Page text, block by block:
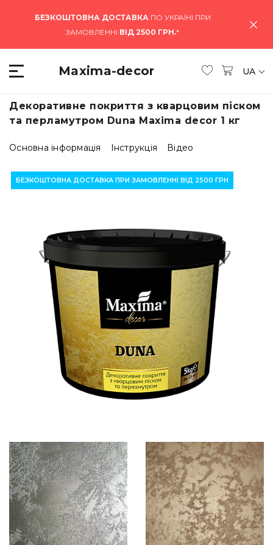
БЕЗКОШТОВНА ДОСТАВКАПО УКРАЇНІ ПРИ
ЗАМОВЛЕННІ ВІД 2500 ГРН.*
Maxima-decor UA
Декоративне покриття з кварцовим піском
та перламутром Duna Maxima decor 1 кг
Основна інформація Інструкція Відео
БЕЗКОШТОВНА ДОСТАВКА ПРИ ЗАМОВЛЕННІ ВІД 2500 ГРН